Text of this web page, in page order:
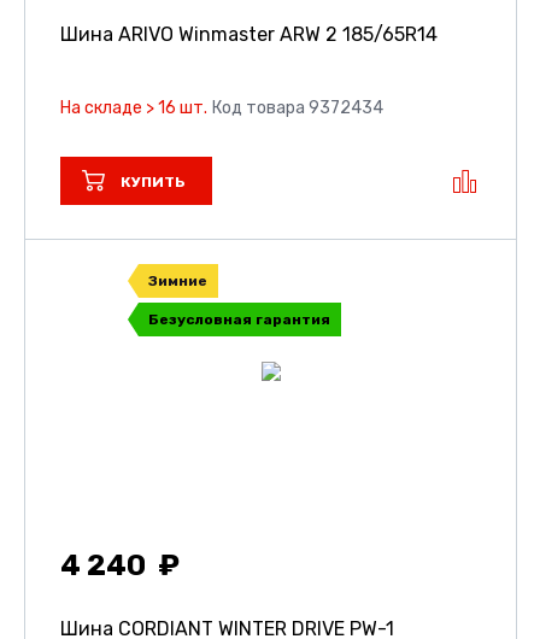
Шина ARIVO Winmaster ARW 2 185/65R14
На складе > 16 шт. Код товара 9372434
КУПИТЬ
Зимние
Безусловная гарантия
4 240
Шина CORDIANT WINTER DRIVE PW-1